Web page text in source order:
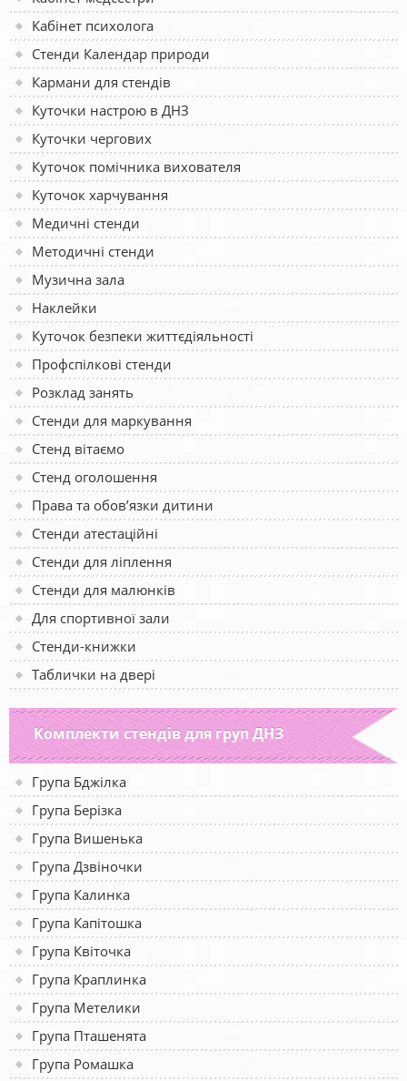
Кабінет психолога
Стенди Календар природи
Кармани для стендів
Куточки настрою в ДНЗ
Куточки чергових
Куточок помічника вихователя
Куточок харчування
Медичні стенди
Методичні стенди
Музична зала
Наклейки
Куточок безпеки життєдіяльності
Профспілкові стенди
Розклад занять
Стенди для маркування
Стенд вітаємо
Стенд оголошення
Права та обов’язки дитини
Стенди атестаційні
Стенди для ліплення
Стенди для малюнків
Для спортивної зали
Стенди-книжки
Таблички на двері
Комплекти стендів для груп ДНЗ
Група Бджілка
Група Берізка
Група Вишенька
Група Дзвіночки
Група Калинка
Група Капітошка
Група Квіточка
Група Краплинка
Група Метелики
Група Пташенята
Група Ромашка